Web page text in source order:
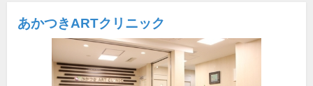
あかつきARTクリニック